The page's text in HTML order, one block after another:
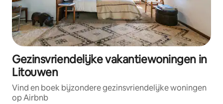
Gezinsvriendelijke vakantiewoningen in
Litouwen
Vind en boek bijzondere gezinsvriendelijke woningen
op Airbnb